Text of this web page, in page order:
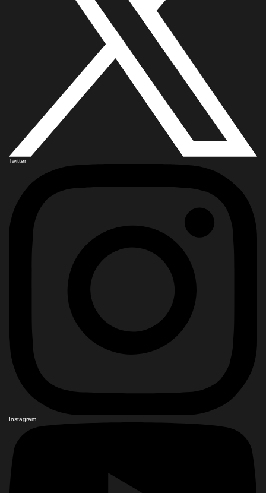
Twitter
Instagram